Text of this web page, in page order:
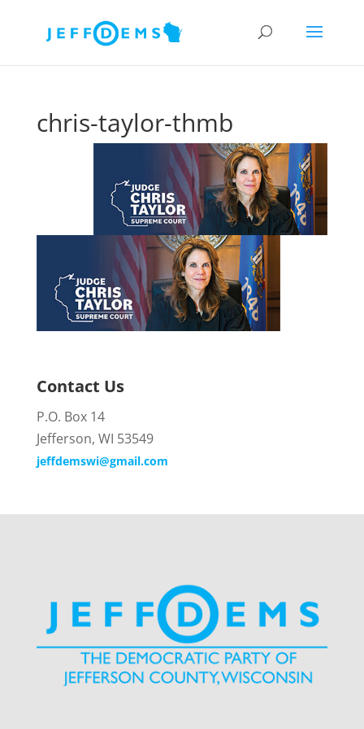
chris-taylor-thmb
Contact Us
P.O. Box 14
Jefferson, WI 53549
jeffdemswi@gmail.com